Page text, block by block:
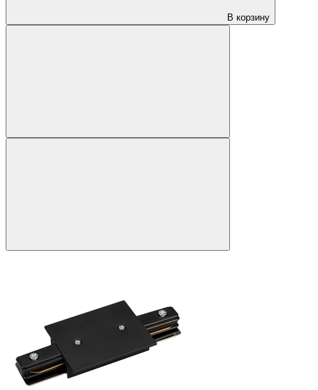
В корзину